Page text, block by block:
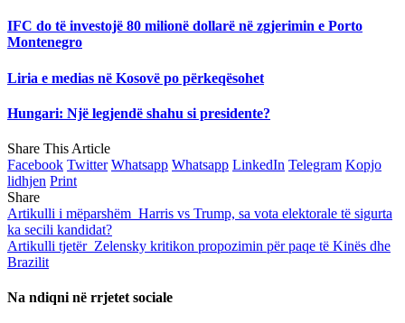
IFC do të investojë 80 milionë dollarë në zgjerimin e Porto
Montenegro
Liria e medias në Kosovë po përkeqësohet
Hungari: Një legjendë shahu si presidente?
Share This Article
Facebook Twitter Whatsapp Whatsapp LinkedIn Telegram Kopjo
lidhjen Print
Share
Artikulli i mëparshëm Harris vs Trump, sa vota elektorale të sigurta
ka secili kandidat?
Artikulli tjetër Zelensky kritikon propozimin për paqe të Kinës dhe
Brazilit
Na ndiqni në rrjetet sociale